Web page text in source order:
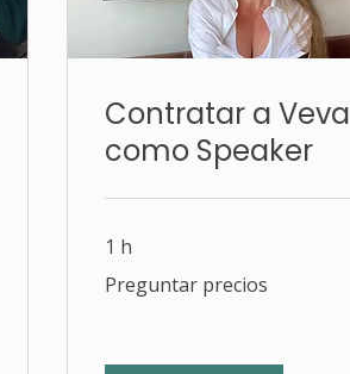
Contratar a Veva
como Speaker
1 h
precios
Preguntar precios